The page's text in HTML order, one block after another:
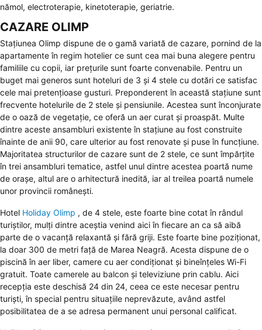
nămol, electroterapie, kinetoterapie, geriatrie.
CAZARE OLIMP
Stațiunea Olimp dispune de o gamă variată de cazare, pornind de la
apartamente în regim hotelier ce sunt cea mai buna alegere pentru
familiile cu copii, iar prețurile sunt foarte convenabile. Pentru un
buget mai generos sunt hoteluri de 3 și 4 stele cu dotări ce satisfac
cele mai pretențioase gusturi. Preponderent în această stațiune sunt
frecvente hotelurile de 2 stele și pensiunile. Acestea sunt înconjurate
de o oază de vegetație, ce oferă un aer curat și proaspăt. Multe
dintre aceste ansambluri existente în stațiune au fost construite
înainte de anii 90, care ulterior au fost renovate și puse în funcțiune.
Majoritatea structurilor de cazare sunt de 2 stele, ce sunt împărțite
în trei ansambluri tematice, astfel unul dintre acestea poartă nume
de orașe, altul are o arhitectură inedită, iar al treilea poartă numele
unor provincii românești.
Hotel Holiday Olimp , de 4 stele, este foarte bine cotat în rândul
turiștilor, mulți dintre aceștia venind aici în fiecare an ca să aibă
parte de o vacanță relaxantă și fără griji. Este foarte bine poziționat,
la doar 300 de metri față de Marea Neagră. Acesta dispune de o
piscină în aer liber, camere cu aer condiționat și bineînțeles Wi-Fi
gratuit. Toate camerele au balcon și televiziune prin cablu. Aici
recepția este deschisă 24 din 24, ceea ce este necesar pentru
turiști, în special pentru situațiile neprevăzute, având astfel
posibilitatea de a se adresa permanent unui personal calificat.